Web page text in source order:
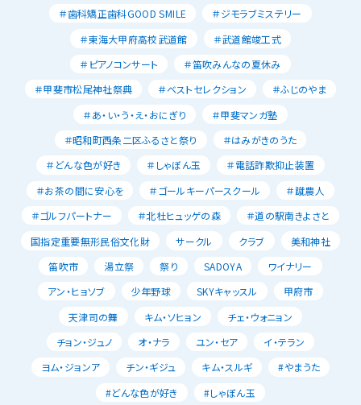
＃歯科矯正歯科GOOD SMILE
＃ジモラブミステリー
＃東海大甲府高校武道館
＃武道館竣工式
＃ピアノコンサート
＃笛吹みんなの夏休み
＃甲斐市松尾神社祭典
＃ベストセレクション
＃ふじのやま
＃あ・い・う・え・おにぎり
＃甲斐マンガ塾
＃昭和町西条二区ふるさと祭り
＃はみがきのうた
＃どんな色が好き
＃しゃぼん玉
＃電話詐欺抑止装置
＃お茶の間に安心を
＃ゴールキーパースクール
＃蹴農人
＃ゴルフパートナー
＃北杜ヒュッゲの森
＃道の駅南きよさと
国指定重要無形民俗文化財
サークル クラブ
美和神社
笛吹市
湯立祭 祭り SADOYA
ワイナリー
アン・ヒョソブ
少年野球 SKYキャッスル
甲府市
天津司の舞
キム・ソヒョン
チェ・ウォニョン
チョン・ジュノ
オ・ナラ ユン・セア
イ・テラン
ヨム・ジョンア
チン・ギジュ キム・スルギ
#やまうた
#どんな色が好き
#しゃぼん玉